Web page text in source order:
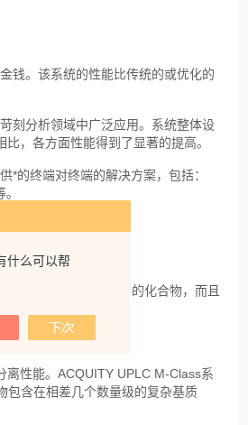
什么可以帮
钱。该系统的性能比传统的或优化的
刻分析领域中广泛应用。系统整体设
，各方面性能得到了显著的提高。
*的终端对终端的解决方案，包括：
。
或存在于复杂基质中的化合物，而且
效率。
性能。ACQUITY UPLC M-Class系
包含在相差几个数量级的复杂基质